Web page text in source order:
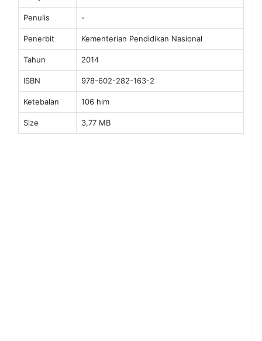
Penulis -
Penerbit Kementerian Pendidikan Nasional
Tahun 2014
ISBN 978-602-282-163-2
Ketebalan 106 hlm
Size 3,77 MB